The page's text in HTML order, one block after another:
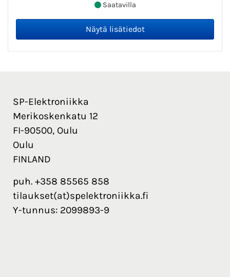
Saatavilla
SP-Elektroniikka
Merikoskenkatu 12
FI-90500, Oulu
Oulu
FINLAND
puh. +358 85565 858
tilaukset(at)spelektroniikka.fi
Y-tunnus: 2099893-9